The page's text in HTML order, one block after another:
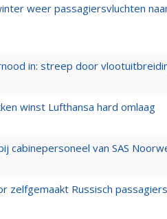
weer passagiersvluchten
in: streep door
winst Lufthansa hard omlaag
cabinepersoneel van SAS
zelfgemaakt Russisch